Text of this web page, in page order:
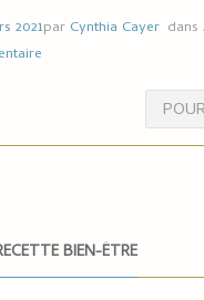
2021par Cynthia Cayer dans
BIEN-ÊTRE